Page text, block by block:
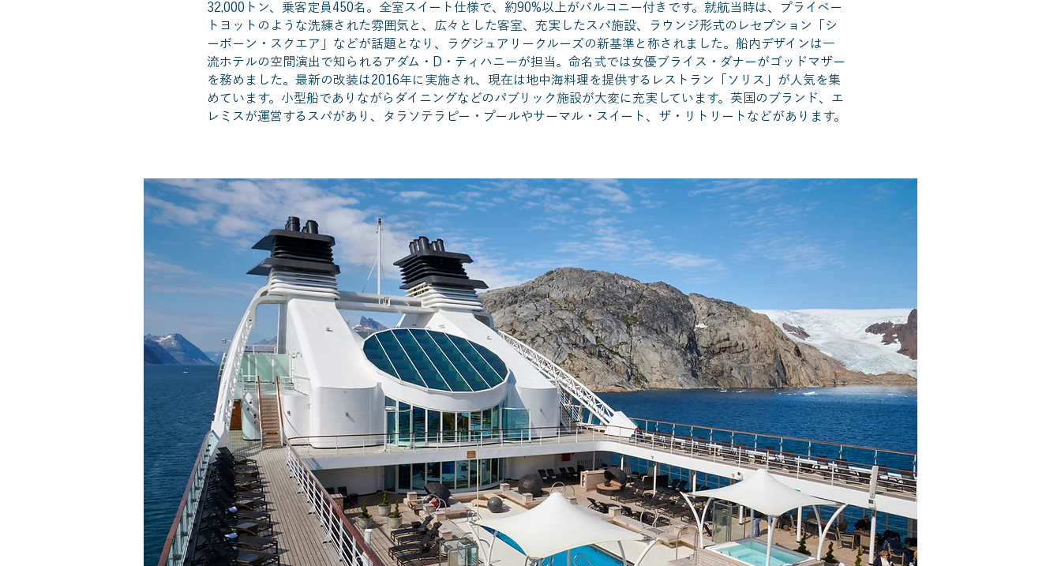
32,000トン、乗客定員450名。全室スイート仕様で、約90%以上がバルコニー付きです。就航当時は、プライベー
トヨットのような洗練された雰囲気と、広々とした客室、充実したスパ施設、ラウンジ形式のレセプション「シ
ーボーン・スクエア」などが話題となり、ラグジュアリークルーズの新基準と称されました。船内デザインは一
流ホテルの空間演出で知られるアダム・D・ティハニーが担当。命名式では女優ブライス・ダナーがゴッドマザー
を務めました。最新の改装は2016年に実施され、現在は地中海料理を提供するレストラン「ソリス」が人気を集
めています。小型船でありながらダイニングなどのパブリック施設が大変に充実しています。英国のブランド、エ
レミスが運営するスパがあり、タラソテラピー・プールやサーマル・スイート、ザ・リトリートなどがあります。